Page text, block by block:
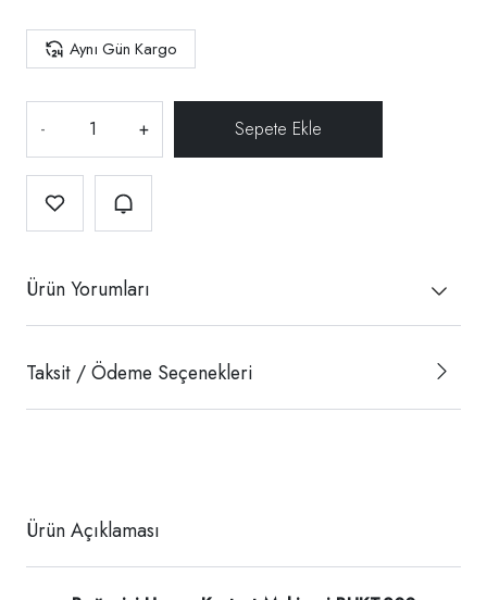
Aynı Gün Kargo
- +
Ürün Yorumları
Taksit / Ödeme Seçenekleri
Ürün Açıklaması